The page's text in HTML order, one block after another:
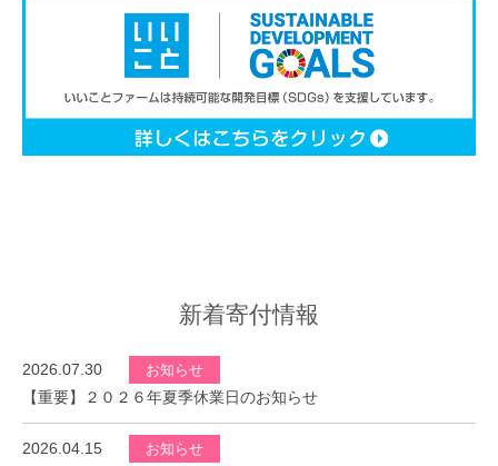
新着寄付情報
2026.07.30 お知らせ
【重要】２０２６年夏季休業日のお知らせ
2026.04.15 お知らせ